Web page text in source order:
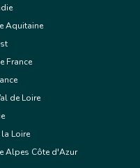
Aquitaine
France
de Loire
Loire
Alpes Côte d'Azur